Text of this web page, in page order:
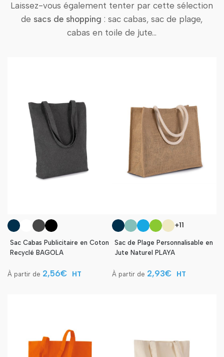
Laissez-vous également tenter par cette sélection
de sacs de shopping : sac cabas, sac de plage,
cabas en toile de jute…
Sac Cabas Publicitaire en Coton
Recyclé BAGOLA
2,56€ HT
+11
Sac de Plage Personnalisable en
Jute Naturel PLAYA
2,93€ HT